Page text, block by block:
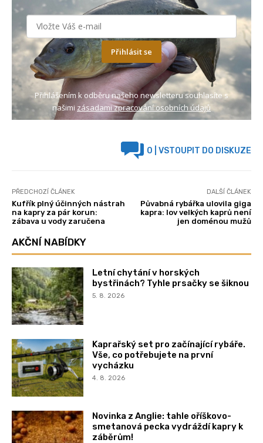
Přihlásit se
Přihlášením k odběru našeho newsletteru souhlasíte s
našimi zásadami zpracování osobních údajů
0 | VSTOUPIT DO DISKUZE
PŘEDCHOZÍ ČLÁNEK
Kufřík plný účinných nástrah
na kapry za pár korun:
zábava u vody zaručena
DALŠÍ ČLÁNEK
Půvabná rybářka ulovila giga
kapra: lov velkých kaprů není
jen doménou mužů
AKČNÍ NABÍDKY
Letní chytání v horských
bystřinách? Tyhle prsačky se šiknou
5. 8. 2026
Kaprařský set pro začínající rybáře.
Vše, co potřebujete na první
vycházku
4. 8. 2026
Novinka z Anglie: tahle oříškovo-
smetanová pecka vydráždí kapry k
záběrům!